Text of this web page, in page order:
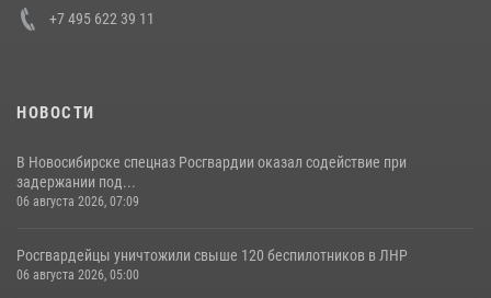
+7 495 622 39 11
НОВОСТИ
В Новосибирске спецназ Росгвардии оказал содействие при
задержании под...
06 августа 2026, 07:09
Росгвардейцы уничтожили свыше 120 беспилотников в ЛНР
06 августа 2026, 05:00